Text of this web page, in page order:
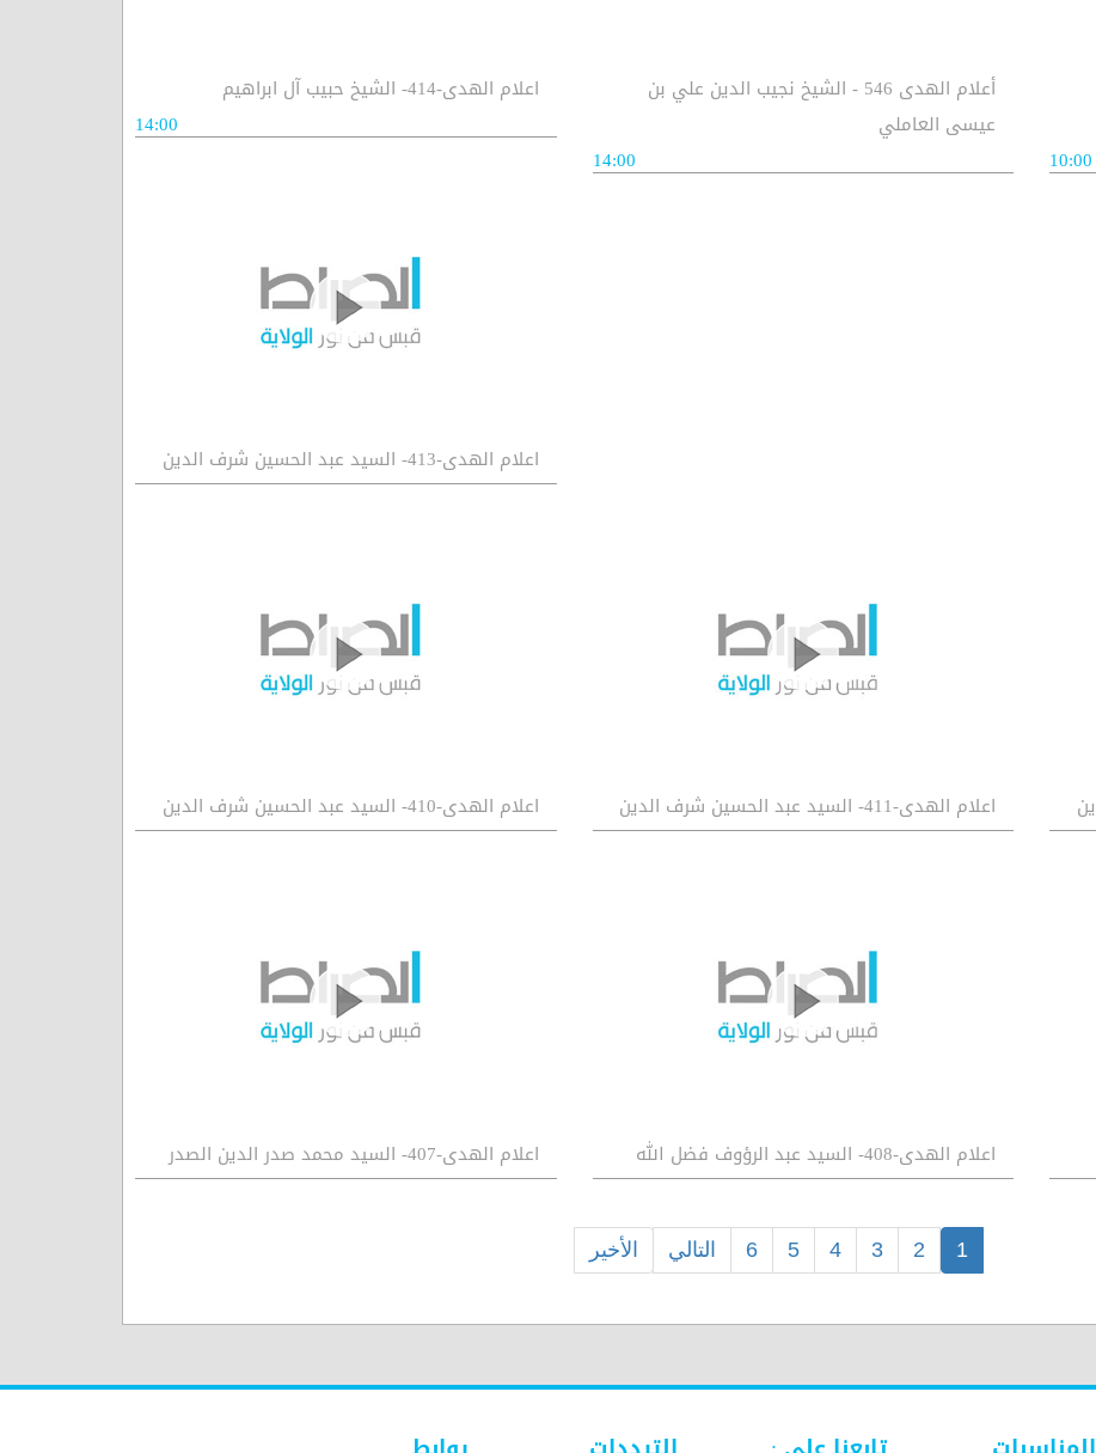
10:00
أعلام الهدى 546 - الشيخ نجيب الدين علي بن
عيسى العاملي
14:00
اعلام الهدى-414- الشيخ حبيب آل ابراهيم
14:00
اعلام الهدى-413- السيد عبد الحسين شرف الدين
اعلام الهدى-411- السيد عبد الحسين شرف الدين اعلام الهدى-410- السيد عبد الحسين شرف الدين
اعلام الهدى-408- السيد عبد الرؤوف فضل الله اعلام الهدى-407- السيد محمد صدر الدين الصدر
1
2
3
4
5
6 التالي الأخير